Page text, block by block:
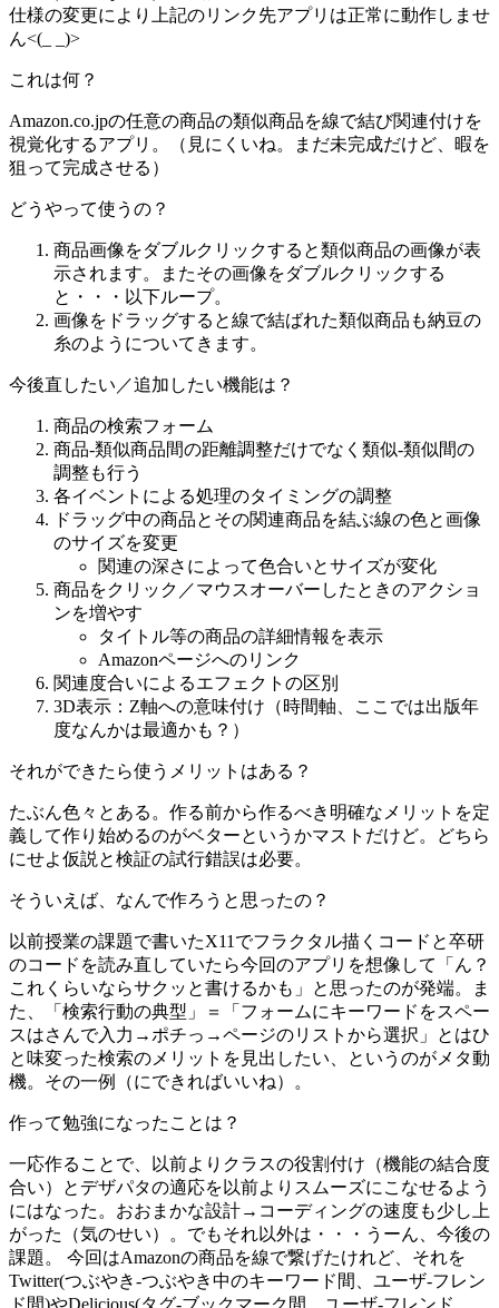
仕様の変更により上記のリンク先アプリは正常に動作しませ
ん<(_ _)>
これは何？
Amazon.co.jpの任意の商品の類似商品を線で結び関連付けを
視覚化するアプリ。（見にくいね。まだ未完成だけど、暇を
狙って完成させる）
どうやって使うの？
商品画像をダブルクリックすると類似商品の画像が表
示されます。またその画像をダブルクリックする
と・・・以下ループ。
画像をドラッグすると線で結ばれた類似商品も納豆の
糸のようについてきます。
今後直したい／追加したい機能は？
商品の検索フォーム
商品-類似商品間の距離調整だけでなく類似-類似間の
調整も行う
各イベントによる処理のタイミングの調整
ドラッグ中の商品とその関連商品を結ぶ線の色と画像
のサイズを変更
関連の深さによって色合いとサイズが変化
商品をクリック／マウスオーバーしたときのアクショ
ンを増やす
タイトル等の商品の詳細情報を表示
Amazonページへのリンク
関連度合いによるエフェクトの区別
3D表示：Z軸への意味付け（時間軸、ここでは出版年
度なんかは最適かも？）
それができたら使うメリットはある？
たぶん色々とある。作る前から作るべき明確なメリットを定
義して作り始めるのがベターというかマストだけど。どちら
にせよ仮説と検証の試行錯誤は必要。
そういえば、なんで作ろうと思ったの？
以前授業の課題で書いたX11でフラクタル描くコードと卒研
のコードを読み直していたら今回のアプリを想像して「ん？
これくらいならサクッと書けるかも」と思ったのが発端。ま
た、「検索行動の典型」＝「フォームにキーワードをスペー
スはさんで入力→ポチっ→ページのリストから選択」とはひ
と味変った検索のメリットを見出したい、というのがメタ動
機。その一例（にできればいいね）。
作って勉強になったことは？
一応作ることで、以前よりクラスの役割付け（機能の結合度
合い）とデザパタの適応を以前よりスムーズにこなせるよう
にはなった。おおまかな設計→コーディングの速度も少し上
がった（気のせい）。でもそれ以外は・・・うーん、今後の
課題。 今回はAmazonの商品を線で繋げたけれど、それを
Twitter(つぶやき-つぶやき中のキーワード間、ユーザ-フレン
ド間)やDelicious(タグ-ブックマーク間、ユーザ-フレンド